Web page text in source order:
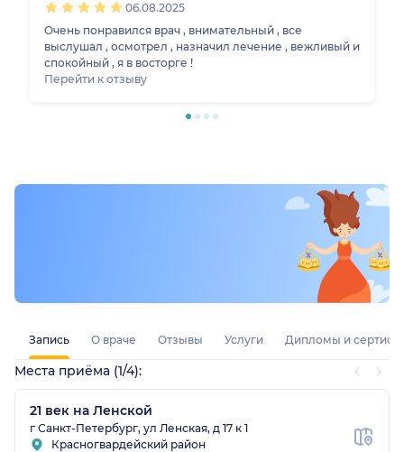
Запись О враче Отзывы Услуги Дипломы и
Места приёма (1/4):
21 век на Ленской
г Санкт-Петербург, ул Ленская, д 17 к 1
Красногвардейский район
аллергический проявления.
06.08.2025
Очень понравился врач , внимательный , все
выслушал , осмотрел , назначил лечение , вежливый и
спокойный , я в восторге !
Перейти к отзыву